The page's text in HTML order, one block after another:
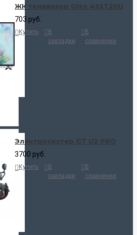
ЖК телевизор Olto 43ST20U
703 руб.
Купить
В
закладки
В
сравнение
Электроскутер GT U2 PRO
3700 руб.
Купить
В
закладки
В
сравнение